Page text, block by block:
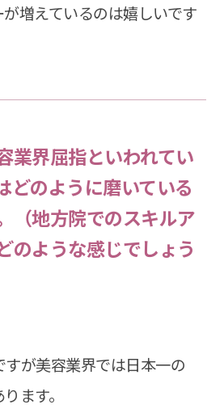
増えているのは嬉しいです
業界屈指といわれてい
どのように磨いている
（地方院でのスキルア
のような感じでしょう
が美容業界では日本一の
ます。